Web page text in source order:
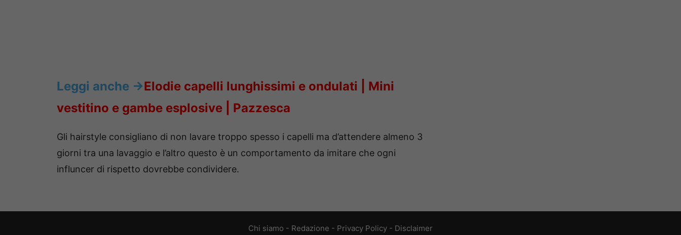
Leggi anche ->Elodie capelli lunghissimi e ondulati | Mini
vestitino e gambe esplosive | Pazzesca
Gli hairstyle consigliano di non lavare troppo spesso i capelli ma d’attendere almeno 3
giorni tra una lavaggio e l’altro questo è un comportamento da imitare che ogni
influncer di rispetto dovrebbe condividere.
Chi siamo - Redazione - Privacy Policy - Disclaimer